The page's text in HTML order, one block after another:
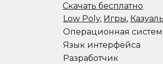
Скачать бесплатно
Low Poly, Игры,
Операционная
Язык интерфейса
Разработчик